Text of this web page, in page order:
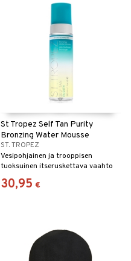
St Tropez Self Tan Purity
Bronzing Water Mousse
ST. TROPEZ
Vesipohjainen ja trooppisen
tuoksuinen itseruskettava vaahto
St Tropezilta
30,95 €